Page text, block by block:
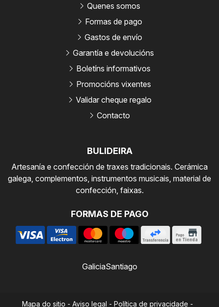
BULIDEIRA
Artesanía e confección de traxes tradicionais. Cerámica
galega, complementos, instrumentos musicais, material de
confección, faixas.
FORMAS DE PAGO
Quenes somos
Formas de pago
Gastos de envío
Garantía e devolucións
Boletíns informativos
Promocións vixentes
Validar cheque regalo
Contacto
GaliciaSantiago
Mapa do sitio - Aviso legal - Política de privacidade -